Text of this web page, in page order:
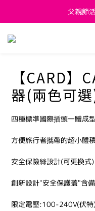
新會
父親節
新
【CARD】
器(兩色可
四種標準國際插頭一體成
方便旅行者攜帶的超小體
安全保險絲設計(可更換式)
創新設計"安全保護蓋"含
限定電壓:100-240V(伏